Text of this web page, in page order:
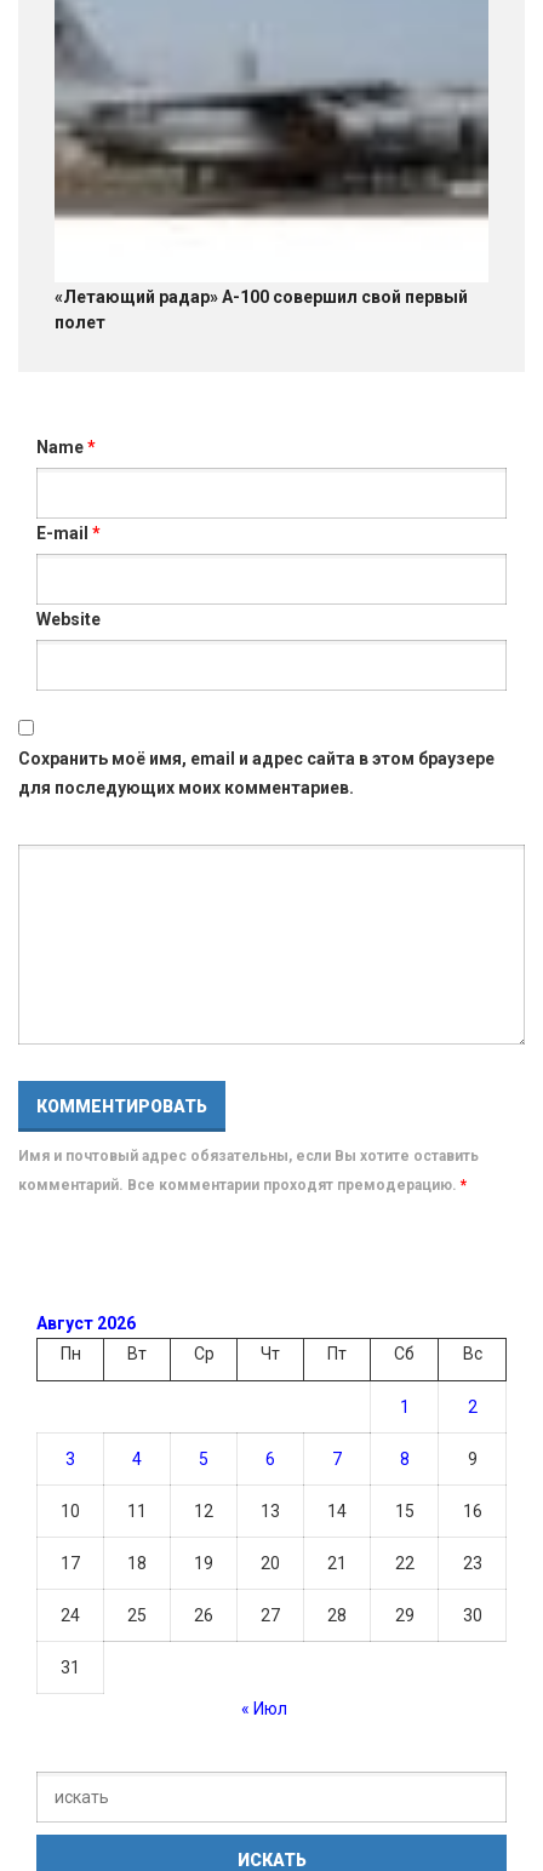
«Летающий радар» А-100 совершил свой первый
полет
Name*
E-mail *
Website
Сохранить моё имя, email и адрес сайта в этом браузере
для последующих моих комментариев.
Имя и почтовый адрес обязательны, если Вы хотите оставить
комментарий. Все комментарии проходят премодерацию. *
Август 2026
Пн
Вт Ср Чт Пт Сб Вс
1 2
3 4 5 6 7 8 9
10 11 12 13 14 15 16
17 18 19 20 21 22 23
24 25 26 27 28 29 30
31
« Июл